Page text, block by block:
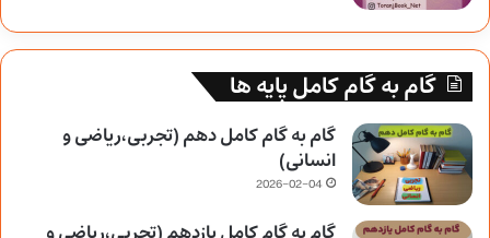
گام به گام کامل پایه ها
گام به گام کامل دهم (تجربی،ریاضی و
انسانی)
2026-02-04